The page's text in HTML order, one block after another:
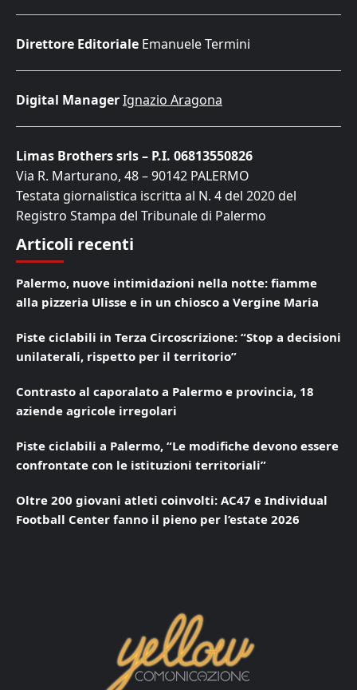
Direttore Editoriale Emanuele Termini
Digital ManagerIgnazio Aragona
Limas Brothers srls – P.I. 06813550826
Via R. Marturano, 48 – 90142 PALERMO
Testata giornalistica iscritta al N. 4 del 2020 del
Registro Stampa del Tribunale di Palermo
Articoli recenti
Palermo, nuove intimidazioni nella notte: fiamme
alla pizzeria Ulisse e in un chiosco a Vergine Maria
Piste ciclabili in Terza Circoscrizione: “Stop a decisioni
unilaterali, rispetto per il territorio”
Contrasto al caporalato a Palermo e provincia, 18
aziende agricole irregolari
Piste ciclabili a Palermo, “Le modifiche devono essere
confrontate con le istituzioni territoriali”
Oltre 200 giovani atleti coinvolti: AC47 e Individual
Football Center fanno il pieno per l’estate 2026